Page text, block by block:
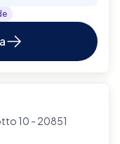
10 - 20851